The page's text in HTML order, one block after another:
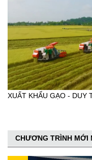
XUẤT KHẨU GẠO - DUY
CHƯƠNG TRÌNH MỚI